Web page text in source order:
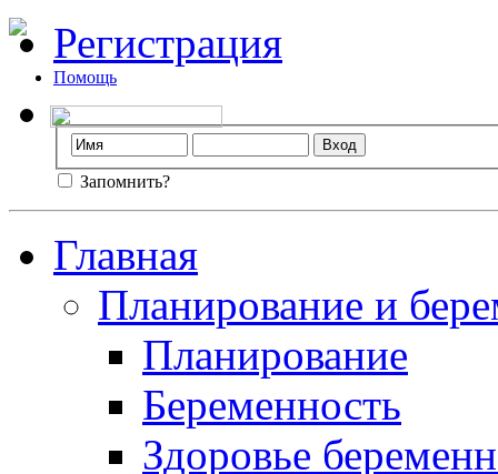
Регистрация
Помощь
Запомнить?
Главная
Планирование и
Планирование
Беременность
Здоровье